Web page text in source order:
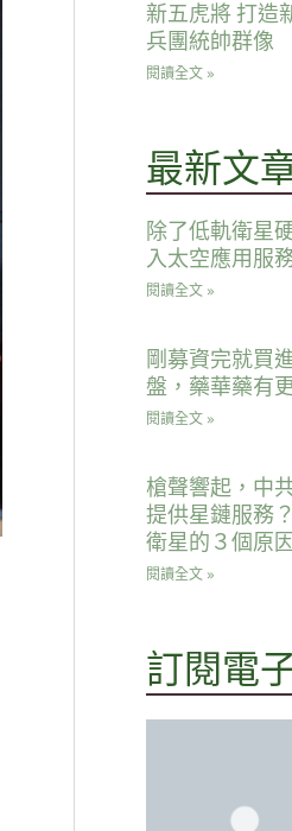
新五虎將 打造
兵團統帥群像
閱讀全文 »
最新文
除了低軌衛星
入太空應用服
閱讀全文 »
剛募資完就買
盤，藥華藥有
閱讀全文 »
槍聲響起，中
提供星鏈服務
衛星的３個原因
閱讀全文 »
訂閱電